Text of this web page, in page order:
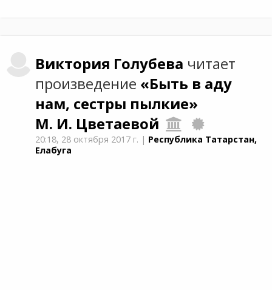
Виктория Голубева читает
произведение «Быть в аду
нам, сестры пылкие»
М. И. Цветаевой
20:18, 28 октября 2017 г. | Республика Татарстан,
Елабуга